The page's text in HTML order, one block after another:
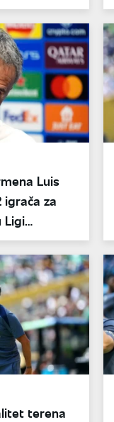
Luis
igrača za
Ligi
terena